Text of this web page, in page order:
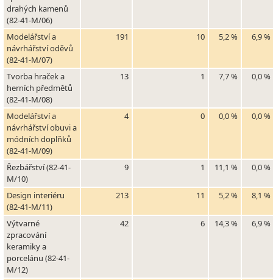
drahých kamenů
(82-41-M/06)
Modelářství a
návrhářství oděvů
(82-41-M/07)
191 10 5,2 % 6,9 %
Tvorba hraček a
herních předmětů
(82-41-M/08)
13 1 7,7 % 0,0 %
Modelářství a
návrhářství obuvi a
módních doplňků
(82-41-M/09)
4 0 0,0 % 0,0 %
Řezbářství (82-41-
M/10)
9 1 11,1 % 0,0 %
Design interiéru
(82-41-M/11)
213 11 5,2 % 8,1 %
Výtvarné
zpracování
keramiky a
porcelánu (82-41-
M/12)
42 6 14,3 % 6,9 %